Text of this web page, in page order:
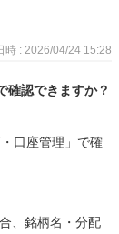
時 : 2026/04/24 15:28
確認できますか？
口座管理」で確
、銘柄名・分配